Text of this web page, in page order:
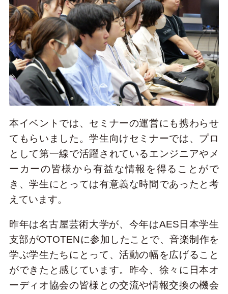
本イベントでは、セミナーの運営にも携わらせ
てもらいました。学生向けセミナーでは、プロ
として第一線で活躍されているエンジニアやメ
ーカーの皆様から有益な情報を得ることがで
き、学生にとっては有意義な時間であったと考
えています。
昨年は名古屋芸術大学が、今年はAES日本学生
支部がOTOTENに参加したことで、音楽制作を
学ぶ学生たちにとって、活動の幅を広げること
ができたと感じています。昨今、徐々に日本オ
ーディオ協会の皆様との交流や情報交換の機会